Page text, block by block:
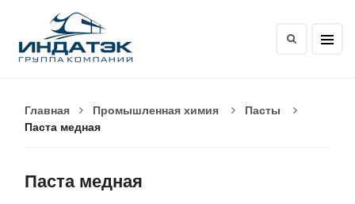
Главная Промышленная химия
Пасты
Паста медная
Паста медная